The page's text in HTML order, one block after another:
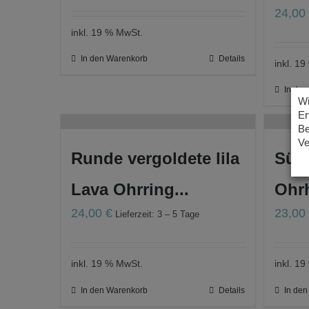
inkl. 19 % MwSt.
In den Warenkorb Details
24,00
inkl. 19
In
Runde vergoldete lila
Lava Ohrring...
24,00 € Lieferzeit: 3 – 5 Tage
inkl. 19 % MwSt.
In den Warenkorb Details
23,00
inkl. 19
In